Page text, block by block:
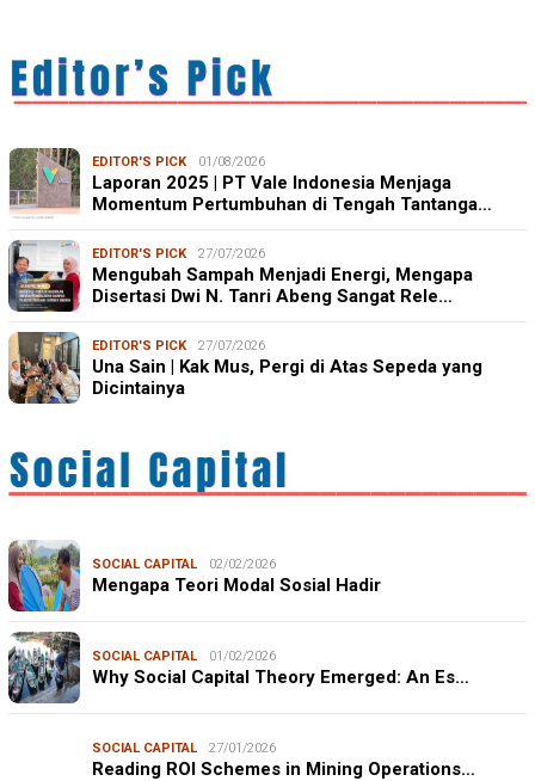
EDITOR'S PICK 01/08/2026
Laporan 2025 | PT Vale Indonesia Menjaga
Momentum Pertumbuhan di Tengah Tantanga…
EDITOR'S PICK 27/07/2026
Mengubah Sampah Menjadi Energi, Mengapa
Disertasi Dwi N. Tanri Abeng Sangat Rele…
EDITOR'S PICK 27/07/2026
Una Sain | Kak Mus, Pergi di Atas Sepeda yang
Dicintainya
SOCIAL CAPITAL 02/02/2026
Mengapa Teori Modal Sosial Hadir
SOCIAL CAPITAL 01/02/2026
Why Social Capital Theory Emerged: An Es…
SOCIAL CAPITAL 27/01/2026
Reading ROI Schemes in Mining Operations…